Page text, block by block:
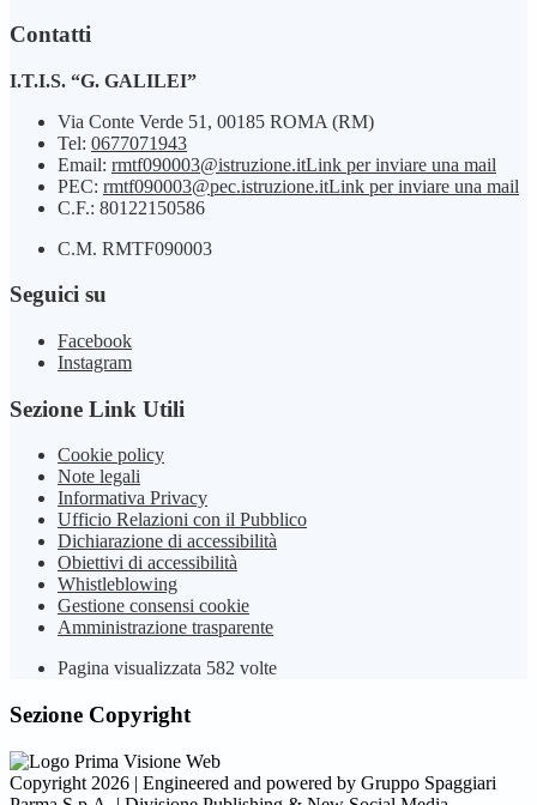
Contatti
I.T.I.S. “G. GALILEI”
Via Conte Verde 51, 00185 ROMA (RM)
Tel: 0677071943
Email: rmtf090003@istruzione.itLink per inviare una mail
PEC: rmtf090003@pec.istruzione.itLink per inviare una mail
C.F.: 80122150586
C.M. RMTF090003
Seguici su
Facebook
Instagram
Sezione Link Utili
Cookie policy
Note legali
Informativa Privacy
Ufficio Relazioni con il Pubblico
Dichiarazione di accessibilità
Obiettivi di accessibilità
Whistleblowing
Gestione consensi cookie
Amministrazione trasparente
Pagina visualizzata 582 volte
Sezione Copyright
Copyright 2026 | Engineered and powered by Gruppo Spaggiari